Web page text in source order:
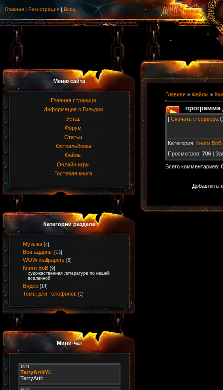
Главная | Регистрация | Вход
Меню сайта
Главная страница
Информация о Гильдии
Устав
Форум
Статьи
Фотоальбомы
Файлы
Онлайн игры
Гостевая книга
Категории раздела
Музыка [4]
Вов аддоны [13]
WOW wallpapers [8]
Книги ВоВ [9]
художественная литература по нашей
вселенной
Видео [14]
Темы для телефонов [1]
Мини-чат
Главная » Файлы »
программа
[ Скачать с сервера
Категория: Книги ВоВ
Просмотров: 706 |
Всего комментариев:
Добавлять